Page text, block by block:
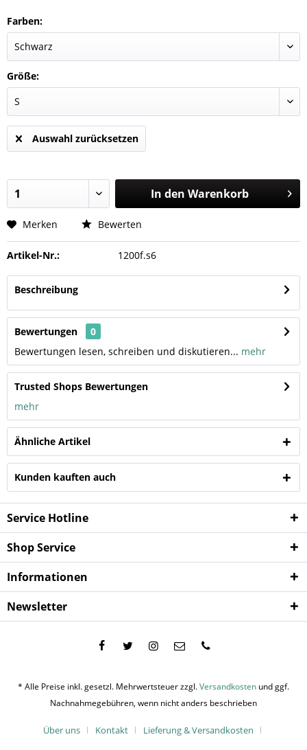
Farben:
Größe:
Auswahl zurücksetzen
In den Warenkorb
Merken Bewerten
Artikel-Nr.: 1200f.s6
Beschreibung
Bewertungen
0
Bewertungen lesen, schreiben und diskutieren... mehr
Trusted Shops Bewertungen
mehr
Ähnliche Artikel
Kunden kauften auch
Service Hotline
Shop Service
Informationen
Newsletter
* Alle Preise inkl. gesetzl. Mehrwertsteuer zzgl.Versandkosten und ggf.
Nachnahmegebühren, wenn nicht anders beschrieben
Über uns Kontakt
Lieferung & Versandkosten